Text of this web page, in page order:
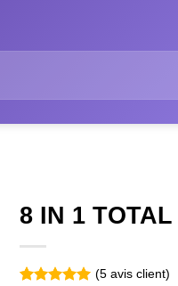
8 IN 1
(5avis client)